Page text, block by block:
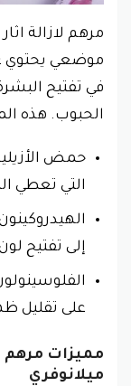
مرهم لازالة
موضعي يحتوي
في تفتيح
الحبوب. هذه
حمض
التي تعطي
إلى تفتيح
على تقليل
مميزات مرهم
ميلانوفري